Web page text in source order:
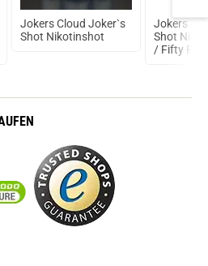
Jokers Cloud Joker`s
Shot Nikotinshot
Jokers
Shot
/ Fifty Fifty